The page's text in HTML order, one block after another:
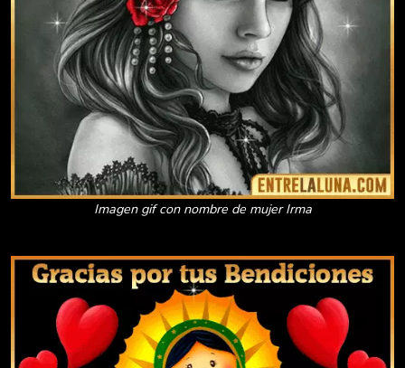
Imagen gif con nombre de mujer Irma